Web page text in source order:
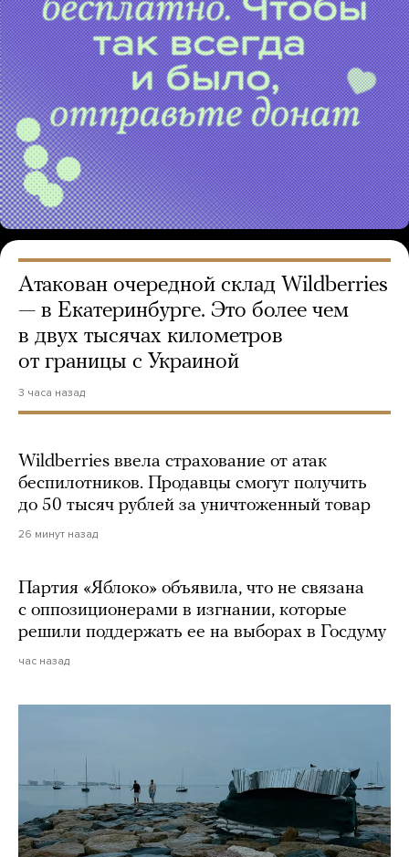
Атакован очередной склад Wildberries
— в Екатеринбурге. Это более чем
в двух тысячах километров
от границы с Украиной
3 часа назад
Wildberries ввела страхование от атак
беспилотников. Продавцы смогут получить
до 50 тысяч рублей за уничтоженный товар
26 минут назад
Партия «Яблоко» объявила, что не связана
с оппозиционерами в изгнании, которые
решили поддержать ее на выборах в Госдуму
час назад